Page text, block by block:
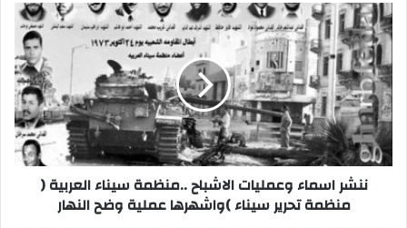
ننشر
اسماء
وعمليات
الاشباح
..منظمة
سيناء
العربية
(
منظمة
ننشر اسماء وعمليات الاشباح ..منظمة سيناء العربية (
منظمة تحرير سيناء )واشهرها عملية وضح النهار